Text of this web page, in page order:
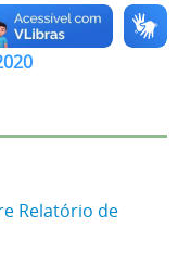
Relatório de